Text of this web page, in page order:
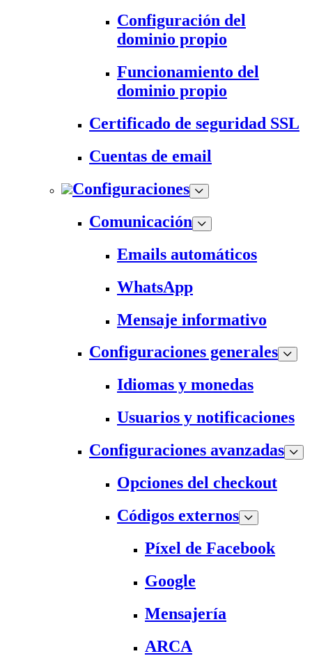
Configuración del
dominio propio
Funcionamiento del
dominio propio
Certificado de seguridad SSL
Cuentas de email
Configuraciones
Comunicación
Emails automáticos
WhatsApp
Mensaje informativo
Configuraciones generales
Idiomas y monedas
Usuarios y notificaciones
Configuraciones avanzadas
Opciones del checkout
Códigos externos
Píxel de Facebook
Google
Mensajería
ARCA